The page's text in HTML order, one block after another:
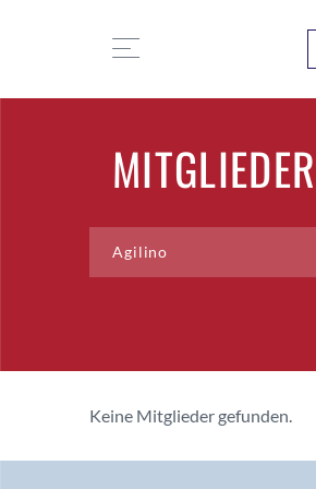
MITGLIEDER
Keine Mitglieder gefunden.